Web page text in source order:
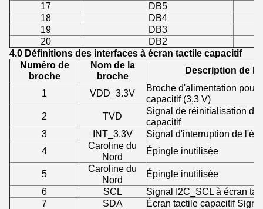
17
DB5
18
DB4
19
DB3
20
DB2
4.0 Définitions des interfaces à écran tactile capacitif
Numéro de
broche
Nom de la
broche
Description de
1 VDD_3.3V
Broche d'alimentation pour
capacitif (3,3 V)
2
TVD
Signal de réinitialisation de
capacitif
3
INT_3,3V
Signal d'interruption de
4
Caroline du
Nord
Épingle inutilisée
5
Caroline du
Nord
Épingle inutilisée
6
SCL
Signal I2C_SCL à écran
7
SDA
Écran tactile capacitif